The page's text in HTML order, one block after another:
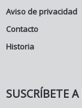
Aviso de privacidad
Contacto
Historia
SUSCRÍBETE